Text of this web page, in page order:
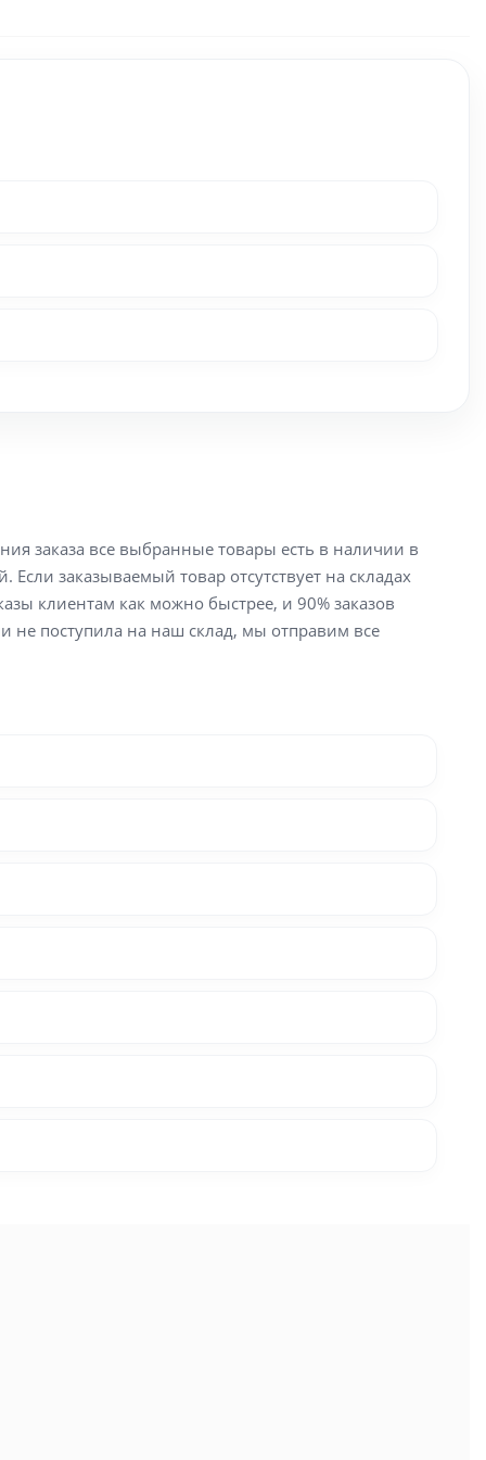
заказа все выбранные товары есть в наличии в
заказываемый товар отсутствует на складах
клиентам как можно быстрее, и 90% заказов
не поступила на наш склад, мы отправим все